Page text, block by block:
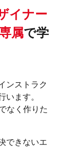
イナー
属で学
ンストラク
います。
なく作りた
できないエ